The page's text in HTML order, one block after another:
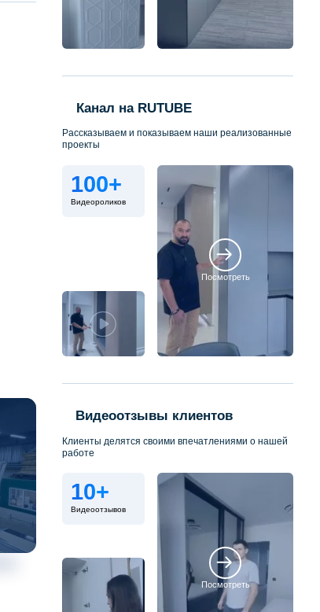
Канал на RUTUBE
Рассказываем и показываем наши реализованные
проекты
100+
Видеороликов
Посмотреть
Видеоотзывы клиентов
Клиенты делятся своими впечатлениями о нашей
работе
10+
Видеоотзывов
Посмотреть